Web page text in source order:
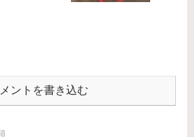
ントを書き込む